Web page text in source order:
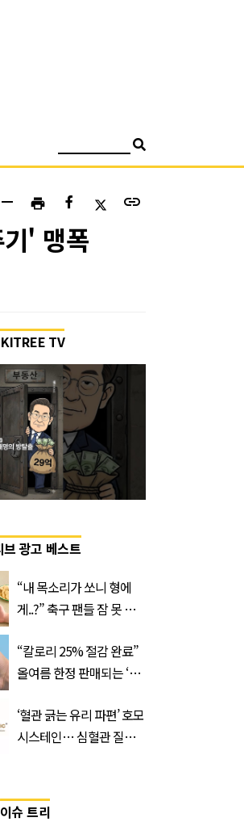
remove print link
' 맹폭
TV
브 광고 베스트
“내 목소리가 쏘니 형에
게..?” 축구 팬들 잠 못 들
트
“칼로리 25% 절감 완료”
올여름 한정 판매되는 ‘최
‘혈관 긁는 유리 파편’ 호모
시스테인… 심혈관 질환
이슈 트리